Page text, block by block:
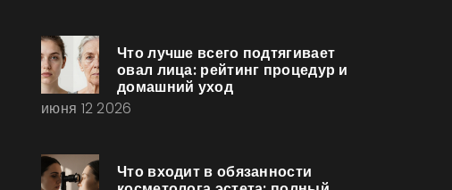
Что лучше всего подтягивает
овал лица: рейтинг процедур и
домашний уход
июня 12 2026
Что входит в обязанности